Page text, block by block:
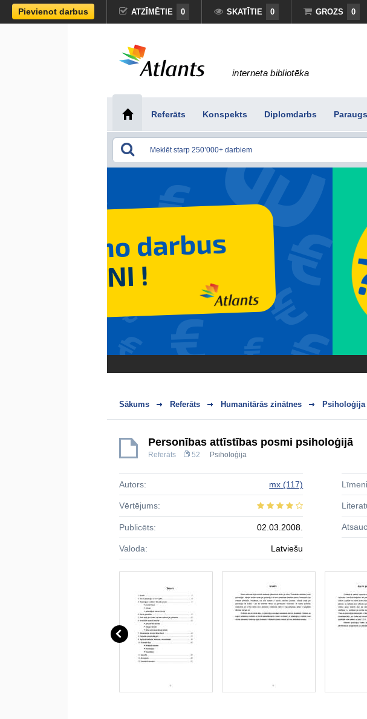
Pievienot darbus ATZĪMĒTIE 0 SKATĪTIE 0 GROZS 0
interneta bibliotēka
Referāts Konspekts Diplomdarbs Paraugs
Sākums Referāts Humanitārās zinātnes Psiholoģija
Personības attīstības posmi psiholoģijā
Referāts 52 Psiholoģija
Autors: mx (117)
Vērtējums:
Publicēts: 02.03.2008.
Valoda: Latviešu